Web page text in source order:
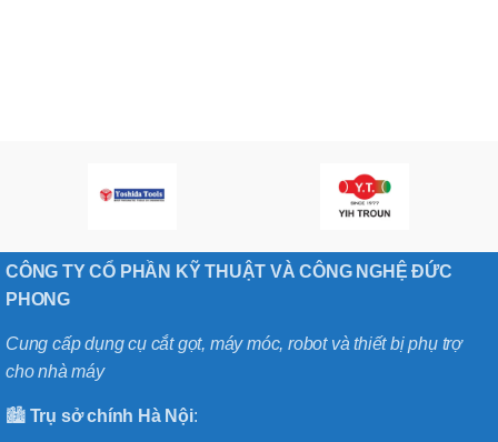
CÔNG TY CỔ PHẦN KỸ THUẬT VÀ CÔNG NGHỆ ĐỨC
PHONG
Cung cấp dụng cụ cắt gọt, máy móc, robot và thiết bị phụ trợ
cho nhà máy
🏙️ Trụ sở chính Hà Nội: